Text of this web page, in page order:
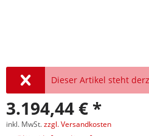
Dieser Artikel steht
3.194,44 € *
inkl. MwSt.zzgl. Versandkosten